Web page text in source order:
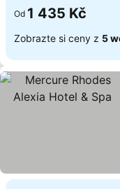
Od 1 435 Kč
Zobrazte si ceny z 5